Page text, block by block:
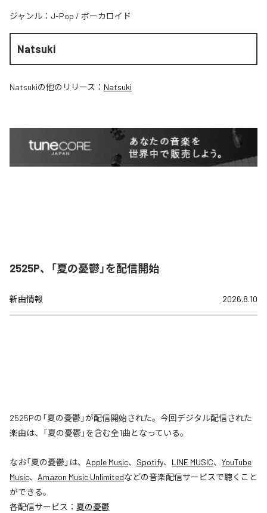
ジャンル： J-Pop / ボーカロイド
Natsuki
Natsukiの他のリリース： Natsuki
2525P、「夏の憂鬱」を配信開始
新曲情報 2026.8.10
2525Pの「夏の憂鬱」が配信開始された。今回デジタル配信された
楽曲は、「夏の憂鬱」を含む全1曲となっている。
なお「夏の憂鬱 」は、 Apple Music、 Spotify、 LINE MUSIC、 YouTube
Music、 Amazon Music Unlimitedなどの音楽配信サービスで聴くこと
ができる。
各配信サービス： 夏の憂鬱